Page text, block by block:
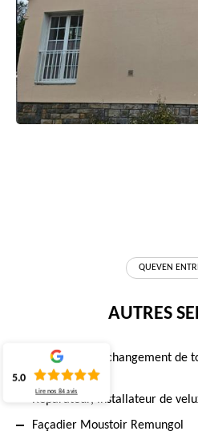
QUEVEN
AUTRES
Réparation et changement de
Remungol
Réparateur, installateur de
Façadier Moustoir Remungol
5.0
Lire nos84 avis